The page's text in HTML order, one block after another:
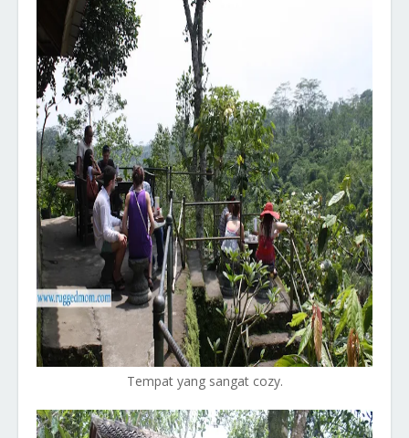
Tempat yang sangat cozy.